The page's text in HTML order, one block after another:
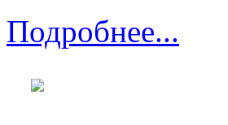
Подробнее...